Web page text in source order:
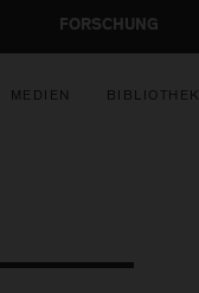
FORSCHUNG
MEDIEN BIBLIOTHEK